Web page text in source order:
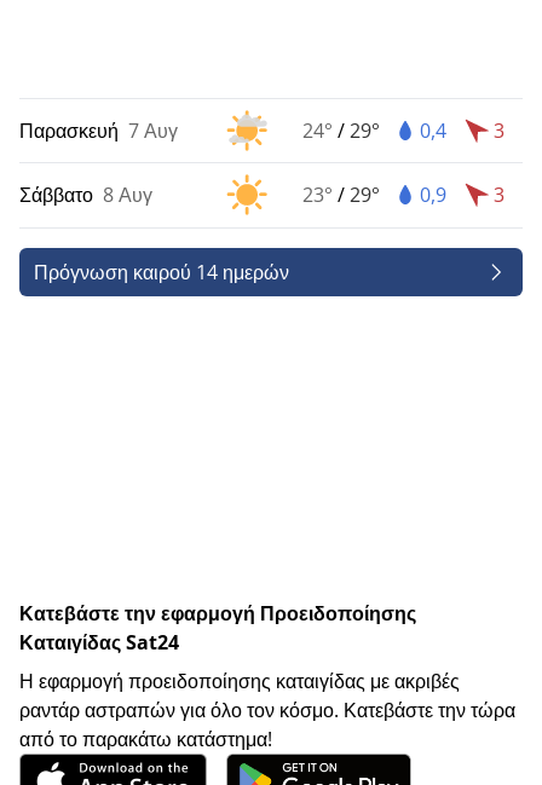
Παρασκευή 7 Αυγ 24° /29° 0,4 3
Σάββατο 8 Αυγ 23° /29° 0,9 3
Πρόγνωση καιρού 14 ημερών
Κατεβάστε την εφαρμογή Προειδοποίησης
Καταιγίδας Sat24
Η εφαρμογή προειδοποίησης καταιγίδας με ακριβές
ραντάρ αστραπών για όλο τον κόσμο. Κατεβάστε την τώρα
από το παρακάτω κατάστημα!